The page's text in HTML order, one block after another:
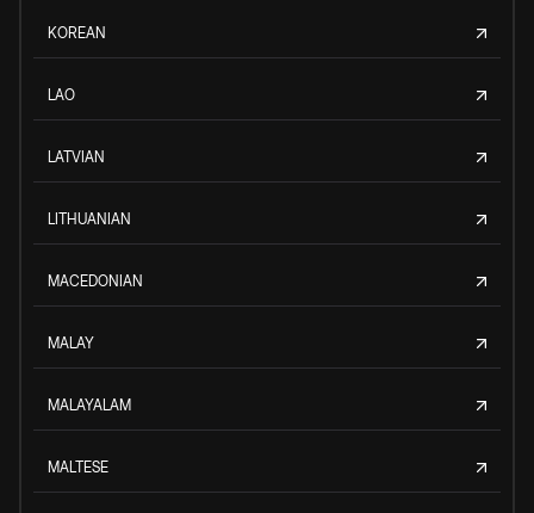
KOREAN
LAO
LATVIAN
LITHUANIAN
MACEDONIAN
MALAY
MALAYALAM
MALTESE